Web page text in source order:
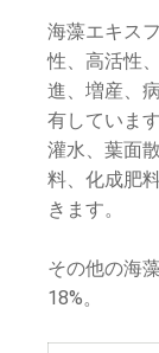
海藻エキス
性、高活性
進、増産、
有していま
灌水、葉面
料、化成肥
きます。
その他の海
18%。